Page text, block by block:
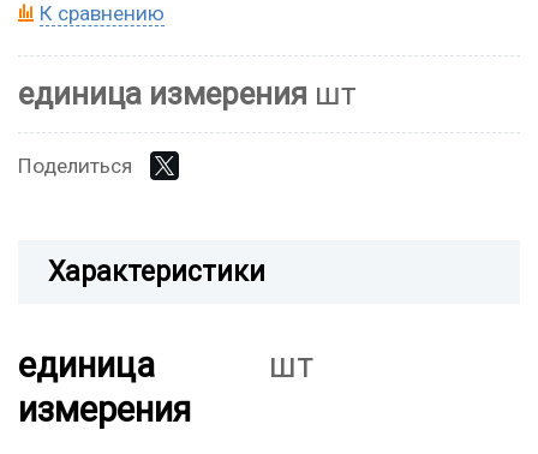
К сравнению
единица измерения шт
Поделиться
Характеристики
единица
измерения
шт